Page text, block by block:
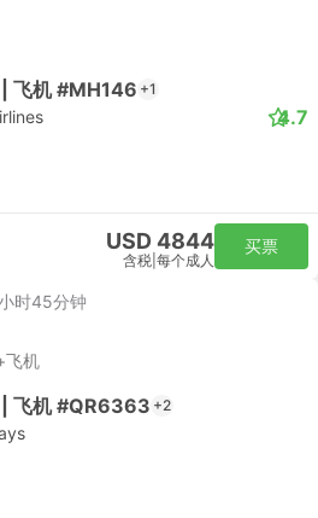
飞机 #MH146 +1
4.7
USD 4844
含税 每个成人
买票
时45分钟
飞机
飞机 #QR6363 +2